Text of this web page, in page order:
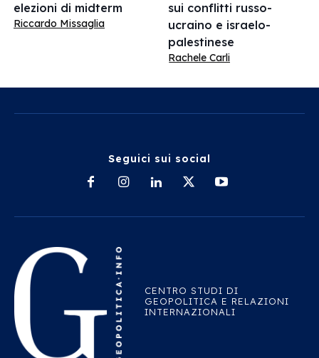
elezioni di midterm
Riccardo Missaglia
sui conflitti russo-
ucraino e israelo-
palestinese
Rachele Carli
Seguici sui social
CENTRO STUDI DI
GEOPOLITICA E RELAZIONI
INTERNAZIONALI